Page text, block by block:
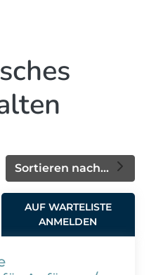
Sortieren nach...
AUF WARTELISTE
ANMELDEN